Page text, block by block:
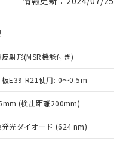
射形(MSR機能付き)
板E39-R21使用: 0～0.5m
(検出距離200mm)
発光ダイオード (624 nm)